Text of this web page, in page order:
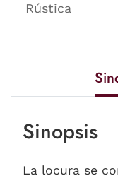
Rústica
Sinopsis
La locura se